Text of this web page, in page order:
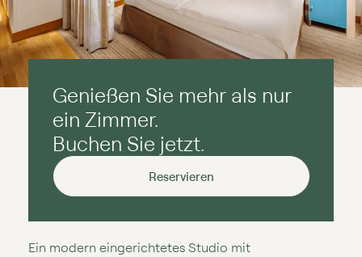
Genießen Sie mehr als nur
ein Zimmer.
Buchen Sie jetzt.
Reservieren
Ein modern eingerichtetes Studio mit